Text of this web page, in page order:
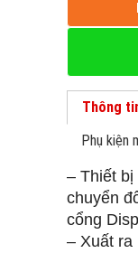
Thông
Phụ kiện
– Thiết bị
chuyển
cổng
– Xuất